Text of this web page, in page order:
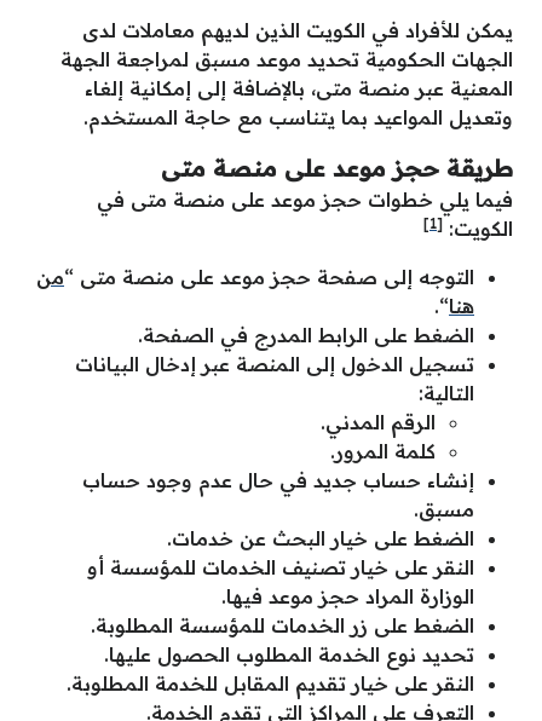
يمكن للأفراد في الكويت الذين لديهم معاملات لدى
الجهات الحكومية تحديد موعد مسبق لمراجعة الجهة
المعنية عبر منصة متى، بالإضافة إلى إمكانية إلغاء
وتعديل المواعيد بما يتناسب مع حاجة المستخدم.
طريقة حجز موعد على منصة متى
فيما يلي خطوات حجز موعد على منصة متى في
الكويت: [1]
التوجه إلى صفحة حجز موعد على منصة متى “من
هنا“.
الضغط على الرابط المدرج في الصفحة.
تسجيل الدخول إلى المنصة عبر إدخال البيانات
التالية:
الرقم المدني.
كلمة المرور.
إنشاء حساب جديد في حال عدم وجود حساب
مسبق.
الضغط على خيار البحث عن خدمات.
النقر على خيار تصنيف الخدمات للمؤسسة أو
الوزارة المراد حجز موعد فيها.
الضغط على زر الخدمات للمؤسسة المطلوبة.
تحديد نوع الخدمة المطلوب الحصول عليها.
النقر على خيار تقديم المقابل للخدمة المطلوبة.
التعرف على المراكز التي تقدم الخدمة.